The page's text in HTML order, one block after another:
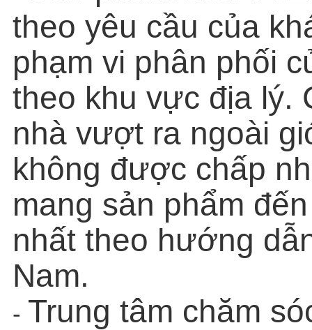
theo yêu cầu của
phạm vi phân phối
theo khu vực địa lý.
nhà vượt ra ngoài
không được chấp
mang sản phẩm
nhất theo hướng
Nam.
- Trung tâm chăm